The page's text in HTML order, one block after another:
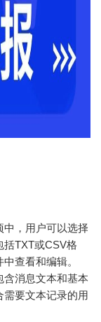
中，用户可以选择
括TXT或CSV格
查看和编辑。
含消息文本和基本
要文本记录的用